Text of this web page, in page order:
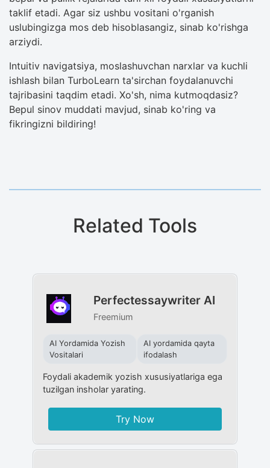
taklif etadi. Agar siz ushbu vositani o'rganish
uslubingizga mos deb hisoblasangiz, sinab ko'rishga
arziydi.
Intuitiv navigatsiya, moslashuvchan narxlar va kuchli
ishlash bilan TurboLearn ta'sirchan foydalanuvchi
tajribasini taqdim etadi. Xo'sh, nima kutmoqdasiz?
Bepul sinov muddati mavjud, sinab ko'ring va
fikringizni bildiring!
Related Tools
Perfectessaywriter AI
Freemium
AI Yordamida Yozish
Vositalari
AI yordamida qayta
ifodalash
Foydali akademik yozish xususiyatlariga ega
tuzilgan insholar yarating.
Try Now